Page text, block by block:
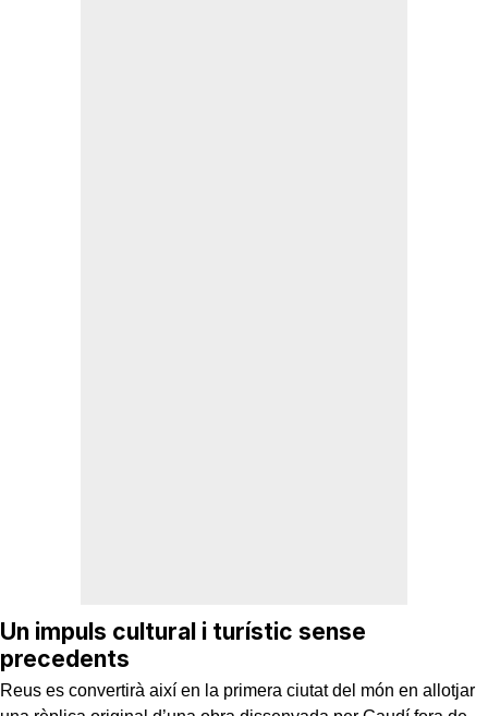
Un impuls cultural i turístic sense
precedents
Reus es convertirà així en la primera ciutat del món en allotjar